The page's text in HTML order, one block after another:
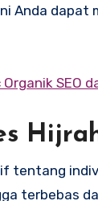
Anda dapat
Organik SEO
tentang
terbebas